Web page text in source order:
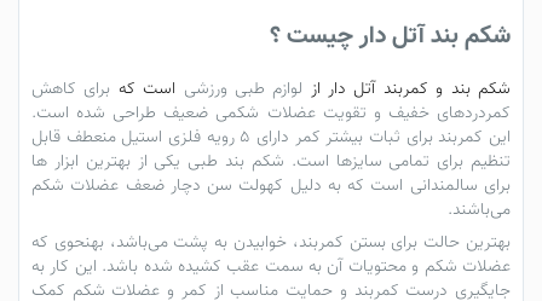
شکم بند آتل دار چیست ؟
شکم بند و کمربندآتل دار از لوازم طبی ورزشی است که برای کاهش
کمردردهای خفیف و تقویت عضلات شکمی ضعیف طراحی شده است.
این کمربند برای ثبات بیشتر کمر دارای 5 رویه فلزی استیل منعطف قابل
تنظیم برای تمامی سایزها است. شکم بند طبی یکی از بهترین ابزار ها
برای سالمندانی است که به دلیل کهولت سن دچار ضعف عضلات شکم
می‌باشند.
بهترین حالت برای بستن کمربند، خوابیدن به پشتمی‌باشد، بهنحوی که
عضلات شکم و محتویات آن به سمت عقب کشیده شده باشد. این کار به
جایگیری درست کمربند و حمایت مناسب از کمر و عضلات شکم کمک